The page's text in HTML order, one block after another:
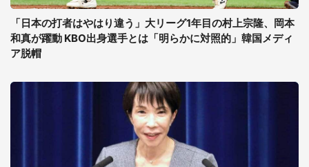
「日本の打者はやはり違う」大リーグ1年目の村上宗隆、岡本
和真が躍動 KBO出身選手とは「明らかに対照的」韓国メディ
ア脱帽